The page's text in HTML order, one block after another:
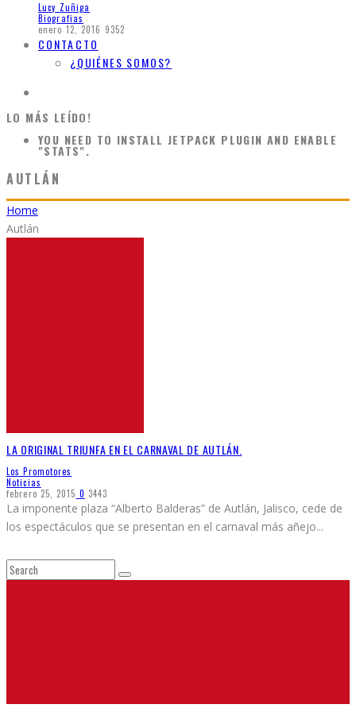
Lucy Zuñiga
Biografias
enero 12, 2016 9352
CONTACTO
¿QUIÉNES SOMOS?
LO MÁS LEÍDO!
YOU NEED TO INSTALL JETPACK PLUGIN AND ENABLE
"STATS".
AUTLÁN
Home
Autlán
LA ORIGINAL TRIUNFA EN EL CARNAVAL DE AUTLÁN.
Los Promotores
Noticias
febrero 25, 2015 0 3443
La imponente plaza “Alberto Balderas” de Autlán, Jalisco, cede de
los espectáculos que se presentan en el carnaval más añejo...